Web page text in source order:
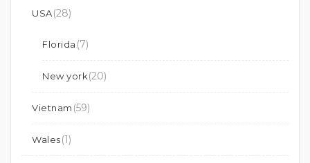
USA(28)
Florida (7)
New york(20)
Vietnam (59)
Wales(1)